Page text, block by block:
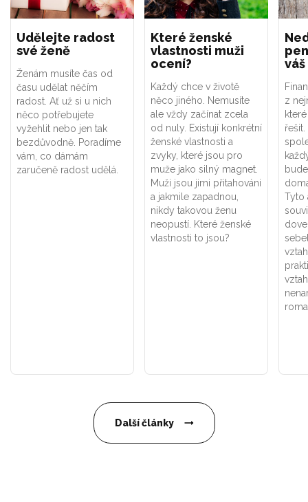
Udělejte radost
své ženě
Ženám musíte čas od
času udělat něčím
radost. Ať už si u nich
něco potřebujete
vyžehlit nebo jen tak
bezdůvodně. Poradíme
vám, co dámám
zaručeně radost udělá.
Které ženské
vlastnosti muži
ocení?
Každý chce v životě
něco jiného. Nemusíte
ale vždy začínat zcela
od nuly. Existují konkrétní
ženské vlastnosti a
zvyky, které jsou pro
muže jako silný magnet.
Muži jsou jimi přitahováni
a jakmile zapadnou,
nikdy takovou ženu
neopustí. Které ženské
vlastnosti to jsou?
z
Tyto
Další články